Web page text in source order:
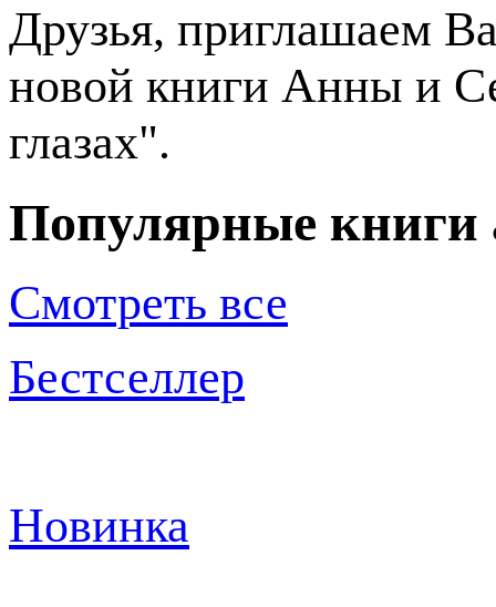
Друзья, приглашаем
новой книги Анны и
глазах".
Популярные книги
Смотреть все
Бестселлер
Новинка